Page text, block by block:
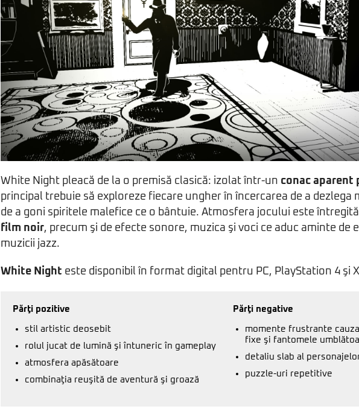
White Night pleacă de la o premisă clasică: izolat într-un conac aparent
principal trebuie să exploreze fiecare ungher în încercarea de a dezlega
de a goni spiritele malefice ce o bântuie. Atmosfera jocului este
film noir, precum şi de efecte sonore, muzica şi voci ce aduc aminte de
muzicii jazz.
White Night este disponibil în format digital pentru PC, PlayStation 4 şi
Părţi pozitive
stil artistic deosebit
rolul jucat de lumină şi întuneric în gameplay
atmosfera apăsătoare
combinaţia reuşită de aventură şi groază
Părţi negative
momente frustrante
fixe şi fantomele
detaliu slab al
puzzle-uri repetitive